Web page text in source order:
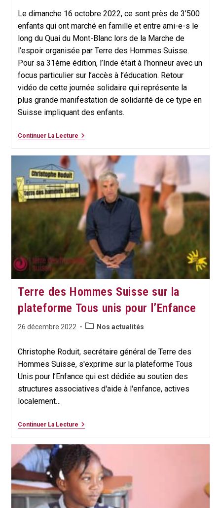
Le dimanche 16 octobre 2022, ce sont près de 3’500
enfants qui ont marché en famille et entre ami-e-s le
long du Quai du Mont-Blanc lors de la Marche de
l’espoir organisée par Terre des Hommes Suisse.
Pour sa 31ème édition, l’Inde était à l’honneur avec un
focus particulier sur l’accès à l’éducation. Retour
vidéo de cette journée solidaire qui représente la
plus grande manifestation de solidarité de ce type en
Suisse impliquant des enfants.
Continuer La LectureFLASHBACK
Marche
De
L’Espoir
Terre des Hommes Suisse sur la
plateforme Tous unis pour l’Enfance
Publication
26 décembre 2022
PostNos actualités
Christophe Roduit, secrétaire général de Terre des
Hommes Suisse, s'exprime sur la plateforme Tous
Unis pour l’Enfance qui est dédiée au soutien des
structures associatives d'aide à l'enfance, actives
localement…
Continuer La LectureTerre
Suisse
Sur
La
Plateforme
Tous
Unis
Pour
L’Enfance